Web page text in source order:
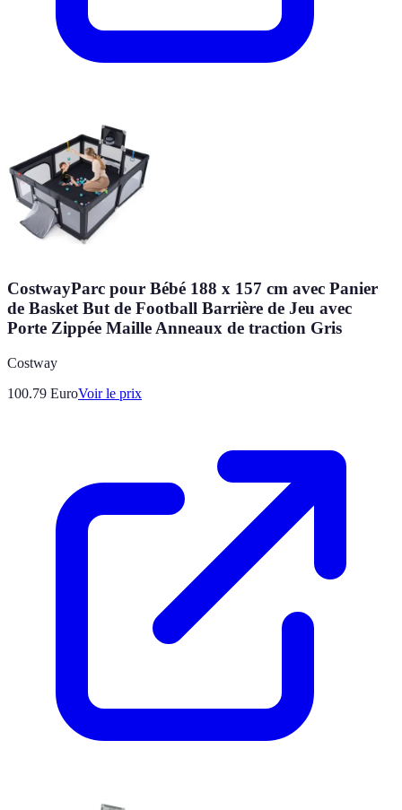
CostwayParc pour Bébé 188 x 157 cm avec Panier
de Basket But de Football Barrière de Jeu avec
Porte Zippée Maille Anneaux de traction Gris
Costway
100.79 EuroVoir le prix